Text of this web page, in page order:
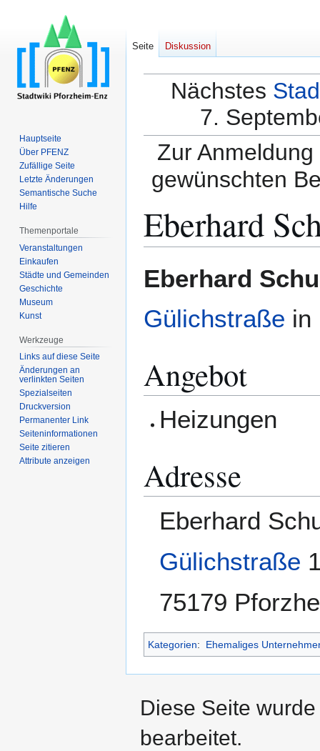
Nächstes
7.
Zur
gewünschten
Eberhard
Navigation
Suche
Eberhard
Gülichstraße in
Angebot
Heizungen
Adresse
Eberhard
Gülichstraße
75179
Kategorien: Ehemaliges
Seite Diskussion
Hauptseite
Über PFENZ
Zufällige Seite
Letzte Änderungen
Semantische Suche
Hilfe
Themenportale
Veranstaltungen
Einkaufen
Städte und Gemeinden
Geschichte
Museum
Kunst
Werkzeuge
Links auf diese Seite
Änderungen an
verlinkten Seiten
Spezialseiten
Druckversion
Permanenter Link
Seiten­­informationen
Seite zitieren
Attribute anzeigen
Diese Seite
bearbeitet.